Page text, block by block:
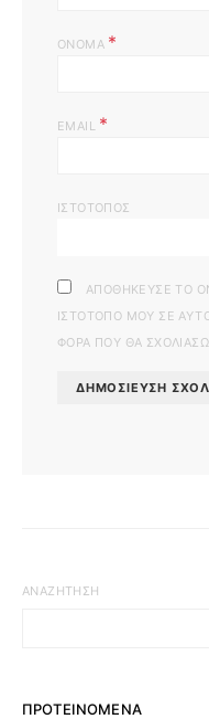
ΌΝΟΜΑ *
EMAIL *
ΙΣΤΌΤΟΠΟΣ
ΑΠΟΘΉΚΕΥΣΕ ΤΟ
ΙΣΤΌΤΟΠΟ ΜΟΥ ΣΕ
ΦΟΡΆ ΠΟΥ ΘΑ
ΑΝΑΖΉΤΗΣΗ
ΠΡΟΤΕΙΝΌΜΕΝΑ